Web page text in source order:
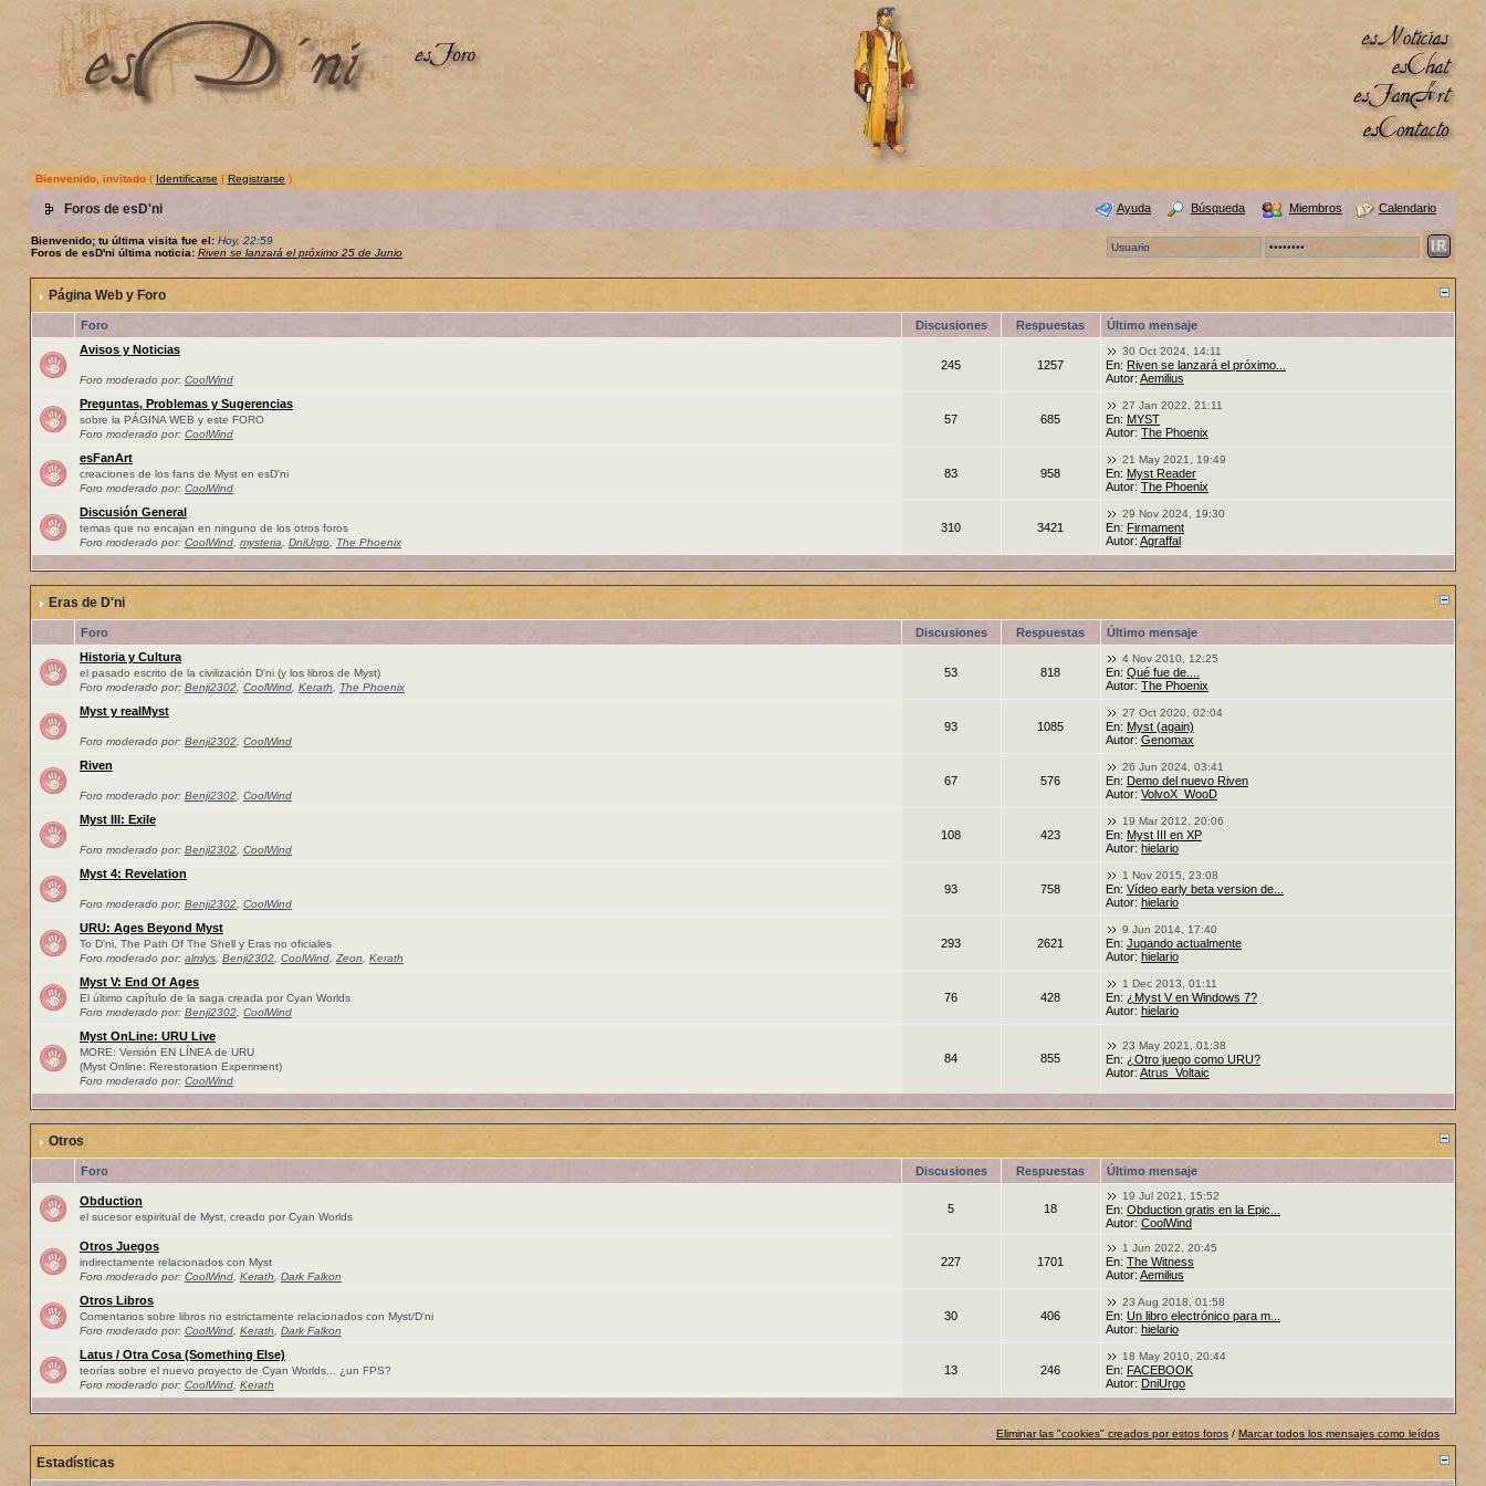
Bienvenido, invitado( Identificarse | Registrarse )
Foros de esD'ni Ayuda Búsqueda Miembros Calendario
Bienvenido; tu última visita fue el: Hoy, 22:59
Foros de esD'ni última noticia: Riven se lanzará el próximo 25 de Junio
Página Web y Foro
Foro Discusiones Respuestas
Último mensaje
Avisos y Noticias
Foro moderado por: CoolWind
245 1257
30 Oct 2024, 14:11
En: Riven se lanzará el próximo...
Autor: Aemilius
Preguntas, Problemas y Sugerencias
sobre la PÁGINA WEB y este FORO
Foro moderado por: CoolWind
57 685
27 Jan 2022, 21:11
En: MYST
Autor: The Phoenix
esFanArt
creaciones de los fans de Myst en esD'ni
Foro moderado por: CoolWind
83 958
21 May 2021, 19:49
En: Myst Reader
Autor: The Phoenix
Discusión General
temas que no encajan en ninguno de los otros foros
Foro moderado por: CoolWind, mysteria DniUrgo, The Phoenix
310 3421
29 Nov 2024, 19:30
En: Firmament
Autor: Agraffal
Eras de D'ni
Foro Discusiones Respuestas
Último mensaje
Historia y Cultura
el pasado escrito de la civilización D'ni (y los libros de Myst)
Foro moderado por: Benji2302, CoolWind, Kerath The Phoenix
53 818
4 Nov 2010, 12:25
En: Qué fue de....
Autor: The Phoenix
Myst y realMyst
Foro moderado por: Benji2302, CoolWind
93 1085
27 Oct 2020, 02:04
En: Myst (again)
Autor: Genomax
Riven
Foro moderado por: Benji2302, CoolWind
67 576
26 Jun 2024, 03:41
En: Demo del nuevo Riven
Autor: VolvoX_WooD
Myst III: Exile
Foro moderado por: Benji2302, CoolWind
108 423
19 Mar 2012, 20:06
En: Myst III en XP
Autor: hielario
Myst 4: Revelation
Foro moderado por: Benji2302, CoolWind
93 758
1 Nov 2015, 23:08
En: Vídeo early beta version de...
Autor: hielario
URU: Ages Beyond Myst
To D'ni, The Path Of The Shell y Eras no oficiales
Foro moderado por: almlys, Benji2302, CoolWind, Zeon Kerath
293 2621
9 Jun 2014, 17:40
En: Jugando actualmente
Autor: hielario
Myst V: End Of Ages
El último capítulo de la saga creada por Cyan Worlds
Foro moderado por: Benji2302, CoolWind
76 428
1 Dec 2013, 01:11
En: ¿Myst V en Windows 7?
Autor: hielario
Myst OnLine: URU Live
MORE: Versión EN LÍNEA de URU
(Myst Online: Rerestoration Experiment)
Foro moderado por: CoolWind
84 855
23 May 2021, 01:38
En: ¿Otro juego como URU?
Autor: Atrus_Voltaic
Otros
Foro Discusiones Respuestas Último mensaje
Obduction
el sucesor espiritual de Myst, creado por Cyan Worlds
5 18
19 Jul 2021, 15:52
En: Obduction gratis en la Epic...
Autor: CoolWind
Otros Juegos
indirectamente relacionados con Myst
Foro moderado por: CoolWind, Kerath Dark Falkon
227 1701
1 Jun 2022, 20:45
En: The Witness
Autor: Aemilius
Otros Libros
Comentarios sobre libros no estrictamente relacionados con Myst/D'ni
Foro moderado por: CoolWind, Kerath Dark Falkon
30 406
23 Aug 2018, 01:58
En: Un libro electrónico para m...
Autor: hielario
Latus / Otra Cosa (Something Else)
teorías sobre el nuevo proyecto de Cyan Worlds... ¿un FPS?
Foro moderado por: CoolWind, Kerath
13 246
18 May 2010, 20:44
En: FACEBOOK
Autor: DniUrgo
Eliminar las "cookies" creados por estos foros /Marcar todos los mensajes como leídos
Estadísticas